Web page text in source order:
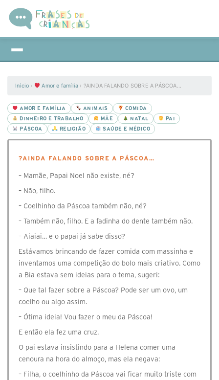
Início › Amor e família › ?AINDA FALANDO SOBRE A PÁSCOA…
AMOR E FAMÍLIA ANIMAIS
COMIDA
DINHEIRO E TRABALHO
MÃE NATAL
PAI
PÁSCOA
RELIGIÃO SAÚDE E MÉDICO
?AINDA FALANDO SOBRE A PÁSCOA…
– Mamãe, Papai Noel não existe, né?
– Não, filho.
– Coelhinho da Páscoa também não, né?
– Também não, filho. E a fadinha do dente também não.
– Aiaiai… e o papai já sabe disso?
Estávamos brincando de fazer comida com massinha e
inventamos uma competição do bolo mais criativo. Como
a Bia estava sem ideias para o tema, sugeri:
– Que tal fazer sobre a Páscoa? Pode ser um ovo, um
coelho ou algo assim.
– Ótima ideia! Vou fazer o meu da Páscoa!
E então ela fez uma cruz.
O pai estava insistindo para a Helena comer uma
cenoura na hora do almoço, mas ela negava:
– Filha, o coelhinho da Páscoa vai ficar muito triste com